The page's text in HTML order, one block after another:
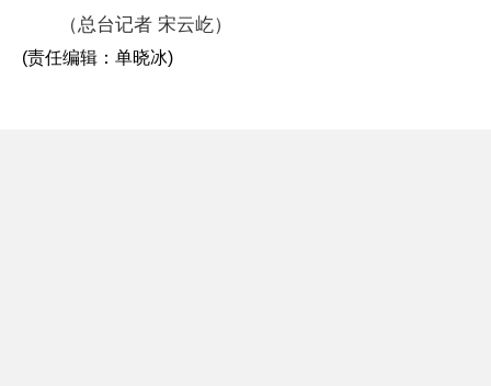
（总台记者 宋云屹）
(责任编辑：单晓冰)